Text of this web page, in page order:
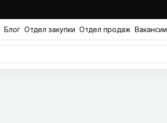
Блог Отдел закупки Отдел продаж Вакансии